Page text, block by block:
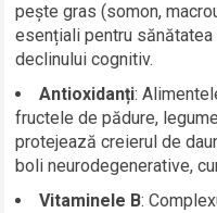
pește gras (somon,
esențiali pentru
declinului cognitiv.
Antioxidanți:
fructele de pădure,
protejează creierul de
boli neurodegenerative,
Vitaminele B: